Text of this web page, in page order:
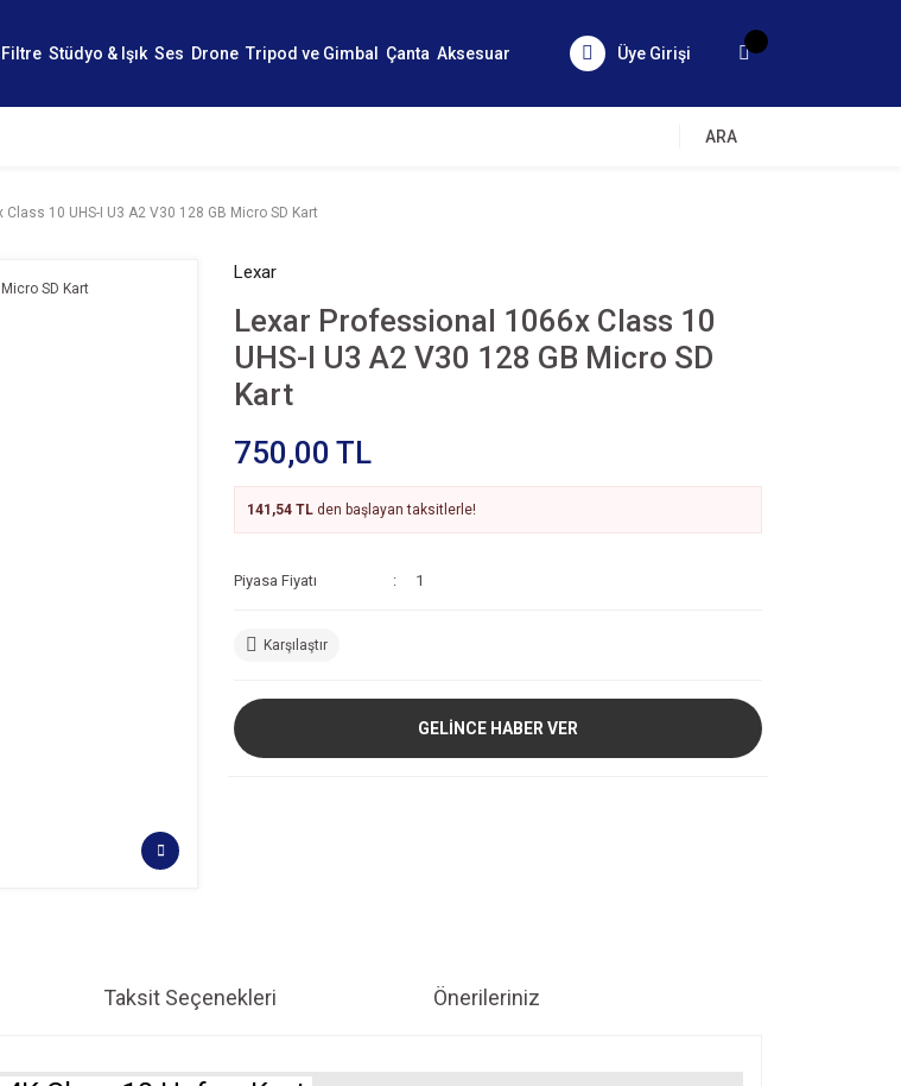
Filtre Stüdyo & Işık Ses Drone Tripod ve Gimbal Çanta Aksesuar Üye Girişi
ARA
10 UHS-I U3 A2 V30 128 GB Micro SD Kart
Lexar
Lexar Professional 1066x Class 10
UHS-I U3 A2 V30 128 GB Micro SD
Kart
750,00 TL
141,54 TL den başlayan taksitlerle!
Piyasa Fiyatı 1
Karşılaştır
GELİNCE HABER VER
Taksit Seçenekleri Önerileriniz